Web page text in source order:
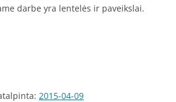
darbe yra lentelės ir paveikslai.
2015-04-09